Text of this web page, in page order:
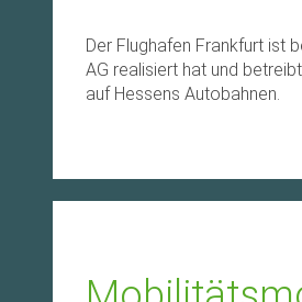
Der Flughafen Frankfurt ist
AG realisiert hat und
auf Hessens Autobahnen.